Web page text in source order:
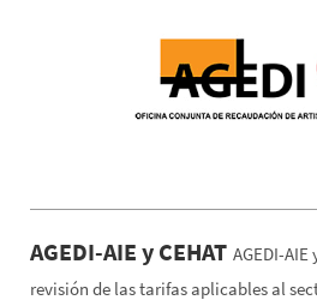
AGEDI-AIE y CEHAT AGEDI-
revisión de las tarifas aplicables al